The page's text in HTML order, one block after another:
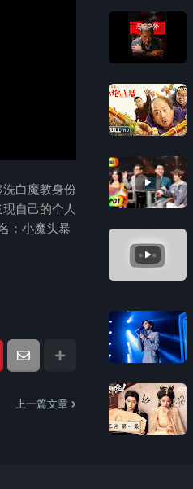
白魔教身份
自己的个人
：小魔头暴
上一篇文章